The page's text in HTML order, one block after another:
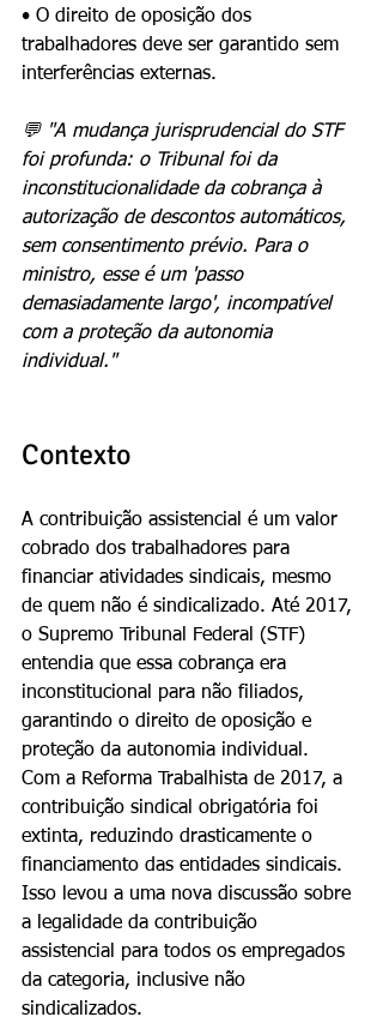
• O direito de oposição dos
trabalhadores deve ser garantido sem
interferências externas.
💬 "A mudança jurisprudencial do STF
foi profunda: o Tribunal foi da
inconstitucionalidade da cobrança à
autorização de descontos automáticos,
sem consentimento prévio. Para o
ministro, esse é um 'passo
demasiadamente largo', incompatível
com a proteção da autonomia
individual."
Contexto
A contribuição assistencial é um valor
cobrado dos trabalhadores para
financiar atividades sindicais, mesmo
de quem não é sindicalizado. Até 2017,
o Supremo Tribunal Federal (STF)
entendia que essa cobrança era
inconstitucional para não filiados,
garantindo o direito de oposição e
proteção da autonomia individual.
Com a Reforma Trabalhista de 2017, a
contribuição sindical obrigatória foi
extinta, reduzindo drasticamente o
financiamento das entidades sindicais.
Isso levou a uma nova discussão sobre
a legalidade da contribuição
assistencial para todos os empregados
da categoria, inclusive não
sindicalizados.